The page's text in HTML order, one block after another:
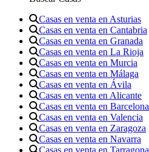
Casas en venta en Asturias
Casas en venta en Cantabria
Casas en venta en Granada
Casas en venta en La Rioja
Casas en venta en Murcia
Casas en venta en Málaga
Casas en venta en Ávila
Casas en venta en Alicante
Casas en venta en Barcelona
Casas en venta en Valencia
Casas en venta en Zaragoza
Casas en venta en Navarra
Casas en venta en Tarragona